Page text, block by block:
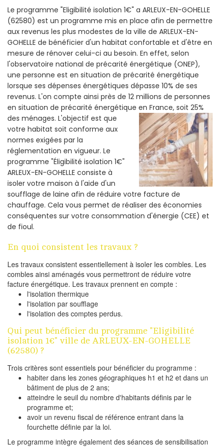
Le programme "Eligibilité isolation 1€" a ARLEUX-EN-GOHELLE
(62580) est un programme mis en place afin de permettre
aux revenus les plus modestes de la ville de ARLEUX-EN-
GOHELLE de bénéficier d'un habitat confortable et d'être en
mesure de rénover celui-ci au besoin. En effet, selon
l'observatoire national de précarité énergétique (ONEP),
une personne est en situation de précarité énergétique
lorsque ses dépenses énergétiques dépasse 10% de ses
revenus. L'on compte ainsi près de 12 millions de personnes
en situation de précarité énergétique en France, soit 25%
des ménages. L'objectif est que
votre habitat soit conforme aux
normes exigées par la
réglementation en vigueur. Le
programme "Éligibilité isolation 1€"
ARLEUX-EN-GOHELLE consiste à
isoler votre maison à l'aide d'un
soufflage de laine afin de réduire votre facture de
chauffage. Cela vous permet de réaliser des économies
conséquentes sur votre consommation d'énergie (CEE) et
de fioul.
En quoi consistent les travaux ?
Les travaux consistent essentiellement à isoler les combles. Les
combles ainsi aménagés vous permettront de réduire votre
facture énergétique. Les travaux prennent en compte :
l'isolation thermique
l'isolation par soufflage
l'isolation des comptes perdus.
Qui peut bénéficier du programme "Eligibilité
isolation 1€" ville de ARLEUX-EN-GOHELLE
(62580) ?
Trois critères sont essentiels pour bénéficier du programme :
habiter dans les zones géographiques h1 et h2 et dans un
bâtiment de plus de 2 ans;
atteindre le seuil du nombre d'habitants définis par le
programme et;
avoir un revenu fiscal de référence entrant dans la
fourchette définie par la loi.
Le programme intègre également des séances de sensibilisation